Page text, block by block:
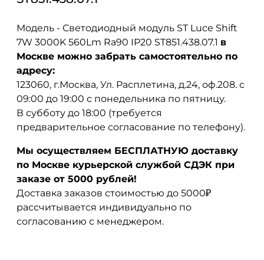
Модель - Светодиодный модуль ST Luce Shift
7W 3000K 560Lm Ra90 IP20 ST851.438.07.1 в
Москве можно забрать самостоятельно по
адресу:
123060, г.Москва, Ул. Расплетина, д.24, оф.208. с
09:00 до 19:00 с понедельника по пятницу.
В субботу до 18:00 (требуется
предварительное согласование по телефону).
Мы осуществляем БЕСПЛАТНУЮ доставку
по Москве курьерской службой СДЭК при
заказе от 5000 рублей!
Доставка заказов стоимостью до 5000₽
рассчитывается индивидуально по
согласованию с менеджером.